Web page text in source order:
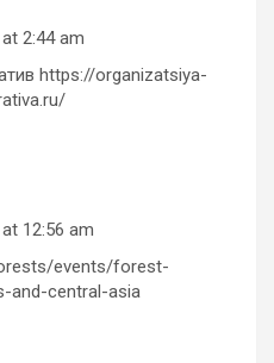
2:44 am
https://organizatsiya-
12:56 am
events/forest-
and-central-asia